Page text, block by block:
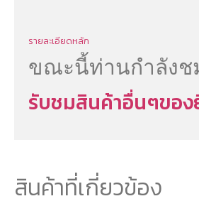
รายละเอียดหลัก
ขณะนี้ท่านกำลังช
รับชมสินค้าอื่นๆของ
สินค้าที่เกี่ยวข้อง